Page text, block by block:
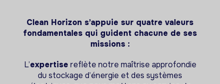
Clean Horizon s’appuie sur quatre valeurs
fondamentales qui guident chacune de ses
missions :
L’expertise reflète notre maîtrise approfondie
du stockage d’énergie et des systèmes